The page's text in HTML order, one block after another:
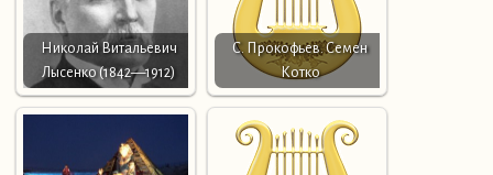
Николай Витальевич
Лысенко (1842—1912)
С. Прокофьев. Семен
Котко